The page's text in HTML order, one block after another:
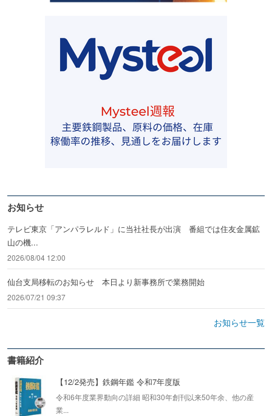
お知らせ
テレビ東京「アンパラレルド」に当社社長が出演 番組では住友金属鉱
山の機...
2026/08/04 12:00
仙台支局移転のお知らせ 本日より新事務所で業務開始
2026/07/21 09:37
お知らせ一覧
書籍紹介
【12/2発売】鉄鋼年鑑 令和7年度版
令和6年度業界動向の詳細 昭和30年創刊以来50年余、他の産
業...